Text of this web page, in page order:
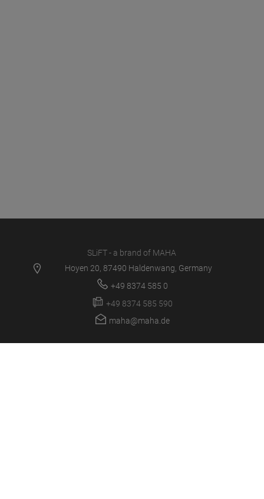
SLiFT - a brand of MAHA
Hoyen 20, 87490 Haldenwang, Germany
+49 8374 585 0
+49 8374 585 590
maha@maha.de